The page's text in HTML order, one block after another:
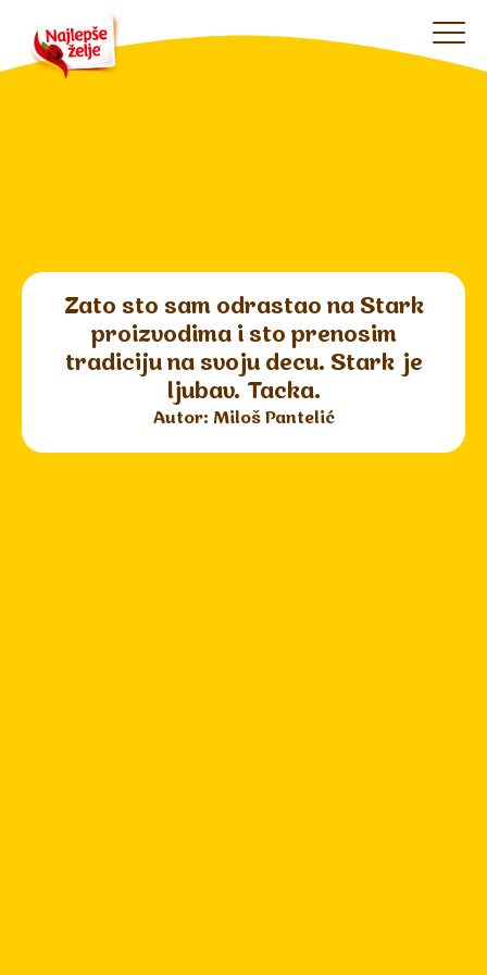
Zato sto sam odrastao na Stark
proizvodima i sto prenosim
tradiciju na svoju decu. Stark je
ljubav. Tacka.
Autor: Miloš Pantelić